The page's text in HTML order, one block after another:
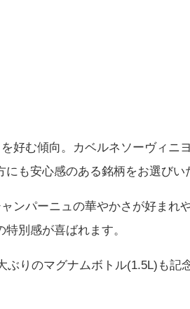
好む傾向。カベルネソーヴィニ
も安心感のある銘柄をお選びい
ンパーニュの華やかさが好まれ
別感が喜ばれます。
ぶりのマグナムボトル(1.5L)も記